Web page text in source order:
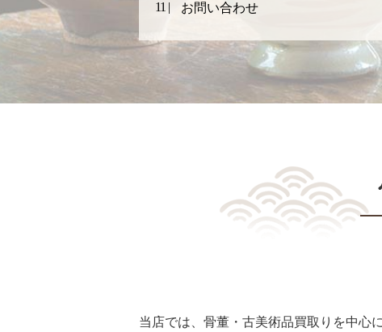
お問い合わせ
当店では、骨董・古美術品買取りを中心